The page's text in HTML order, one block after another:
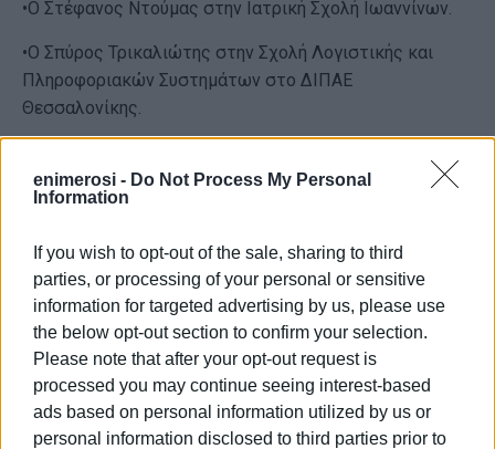
enimerosi - Do Not Process My Personal
Information
If you wish to opt-out of the sale, sharing to third
parties, or processing of your personal or sensitive
information for targeted advertising by us, please use
the below opt-out section to confirm your selection.
Please note that after your opt-out request is
processed you may continue seeing interest-based
ads based on personal information utilized by us or
personal information disclosed to third parties prior to
•Ο Στέφανος Ντούμας στην Ιατρική Σχολή Ιωαννίνων.
•Ο Σπύρος Τρικαλιώτης στην Σχολή Λογιστικής και
Πληροφοριακών Συστημάτων στο ΔΙΠΑΕ
Θεσσαλονίκης.
Επιστημών Βόλου.
Αγωγής στην Αθήνα.
•Ο Αίαντας Μπιζιάνης σε Διεθνή Σχολή Διοίκησης
Επιχειρήσεων στην Θεσσαλονίκη.
Σας ευχόμαστε ολόψυχα καλή δύναμη και μόνο
επιτυχίες στην καινούρια ακαδημαϊκή σας ζωή. Θα σας
παρακολουθούμε πάντα με περηφάνια και προσμονή.